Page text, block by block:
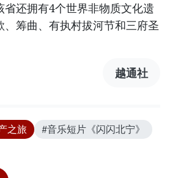
省还拥有4个世界非物质文化遗
、筹曲、有执村拔河节和三府圣
越通社
之旅
#音乐短片《闪闪北宁》